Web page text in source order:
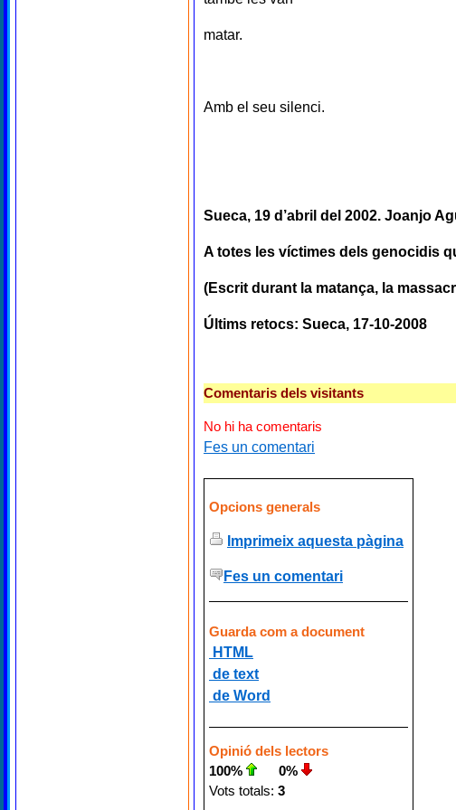
matar.
Amb el seu silenci.
Sueca, 19 d’abril del 2002. Joanjo
A totes les víctimes dels genocidis
(Escrit durant la matança, la
Últims retocs: Sueca, 17-10-2008
Comentaris dels visitants
No hi ha comentaris
Fes un comentari
Opcions generals
Imprimeix aquesta pàgina
Fes un comentari
Guarda com a document
HTML
de text
de Word
Opinió dels lectors
100%
0%
Vots totals: 3